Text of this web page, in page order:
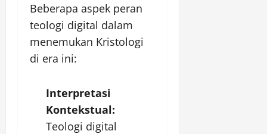
Beberapa aspek peran
teologi digital dalam
menemukan Kristologi
di era ini:
Interpretasi
Kontekstual:
Teologi digital